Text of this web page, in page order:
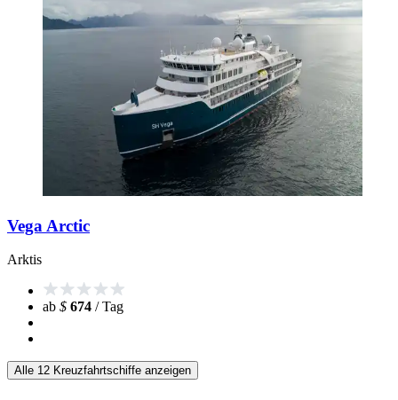
Vega Arctic
Arktis
ab $ 674 / Tag
Alle 12 Kreuzfahrtschiffe anzeigen